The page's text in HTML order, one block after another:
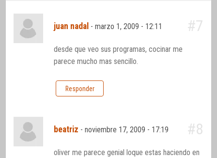
juan nadal -marzo 1, 2009 - 12:11 #7
desde que veo sus programas, cocinar me
parece mucho mas sencillo.
Responder
beatriz -noviembre 17, 2009 - 17:19 #8
oliver me parece genial loque estas haciendo en